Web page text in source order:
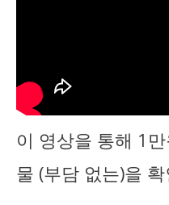
이 영상을 통해 1
물 (부담 없는)을